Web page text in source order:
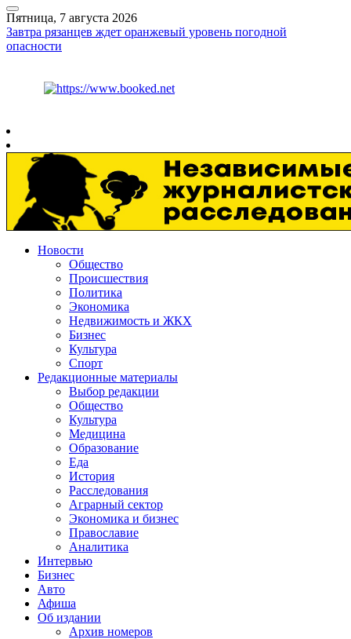
Пятница, 7 августа 2026
Завтра рязанцев ждет оранжевый уровень погодной
опасности
Новости
Общество
Происшествия
Политика
Экономика
Недвижимость и ЖКХ
Бизнес
Культура
Спорт
Редакционные материалы
Выбор редакции
Общество
Культура
Медицина
Образование
Еда
История
Расследования
Аграрный сектор
Экономика и бизнес
Православие
Аналитика
Интервью
Бизнес
Авто
Афиша
Об издании
Архив номеров